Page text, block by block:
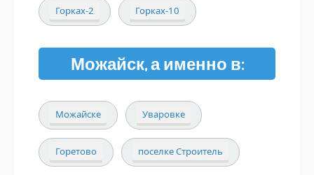
Горках-2 Горках-10
Можайск, а именно в:
Можайске Уваровке
Горетово поселке Строитель